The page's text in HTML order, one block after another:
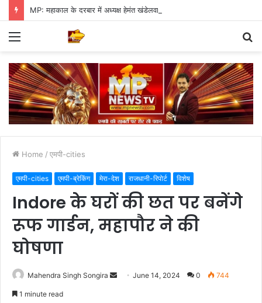
Menu
Home / एमपी-cities
एमपी-cities एमपी-ब्रेकिंग मेरा-देश राजधानी-रिपोर्ट विशेष
Indore के घरों की छत पर बनेंगे
रूफ गार्डन, महापौर ने की
घोषणा
Mahendra Singh Songira
Send June 14, 2024 0 744
1 minute read